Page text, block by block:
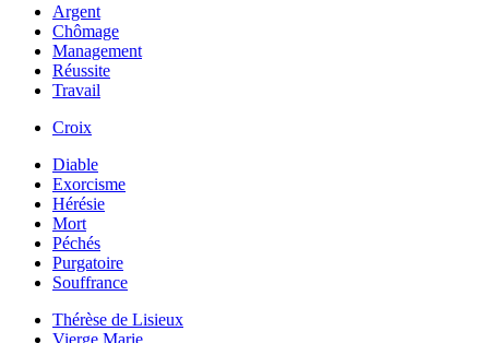
Argent
Chômage
Management
Réussite
Travail
Croix
Diable
Exorcisme
Hérésie
Mort
Péchés
Purgatoire
Souffrance
Thérèse de Lisieux
Vierge Marie